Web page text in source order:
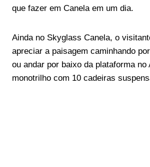
que fazer em Canela em um dia.
Ainda no Skyglass Canela, o
apreciar a paisagem caminhando
ou andar por baixo da plataforma no
monotrilho com 10 cadeiras